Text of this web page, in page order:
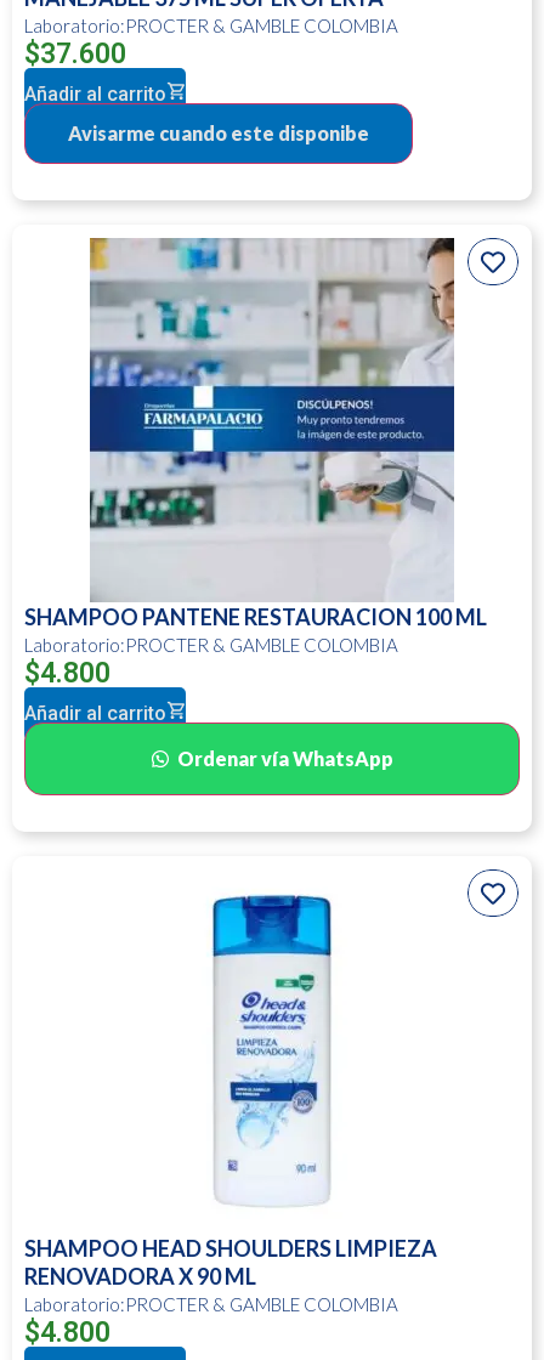
Laboratorio:PROCTER & GAMBLE COLOMBIA
$37.600
Añadir al carrito
SHAMPOO PANTENE RESTAURACION 100 ML
Laboratorio:PROCTER & GAMBLE COLOMBIA
$4.800
Añadir al carrito
Ordenar vía WhatsApp
SHAMPOO HEAD SHOULDERS LIMPIEZA
RENOVADORA X 90 ML
Laboratorio:PROCTER & GAMBLE COLOMBIA
$4.800